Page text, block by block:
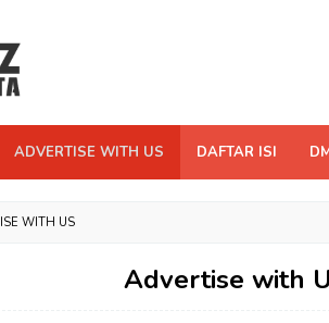
ADVERTISE WITH US DAFTAR ISI
WITH US
Advertise with